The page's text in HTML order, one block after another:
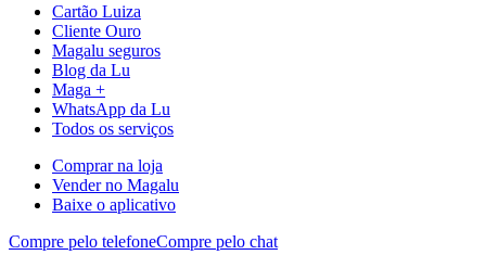
Cartão Luiza
Cliente Ouro
Magalu seguros
Blog da Lu
Maga +
WhatsApp da Lu
Todos os serviços
Comprar na loja
Vender no Magalu
Baixe o aplicativo
Compre pelo telefoneCompre pelo chat